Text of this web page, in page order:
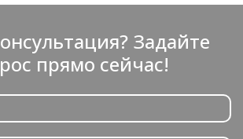
Задайте
прямо сейчас!